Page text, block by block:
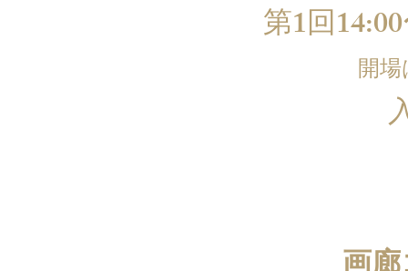
第1回
開
画